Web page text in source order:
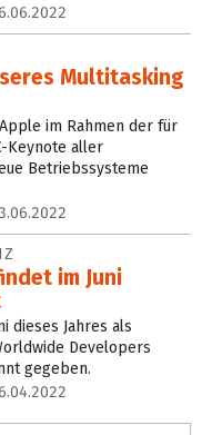
Multitasking
im Rahmen der für
Keynote aller
Betriebssysteme
im Juni
dieses Jahres als
Developers
gegeben.